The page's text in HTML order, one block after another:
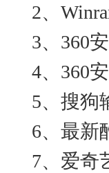
2、
3、360
4、360
5、搜狗
6、最新
7、爱奇